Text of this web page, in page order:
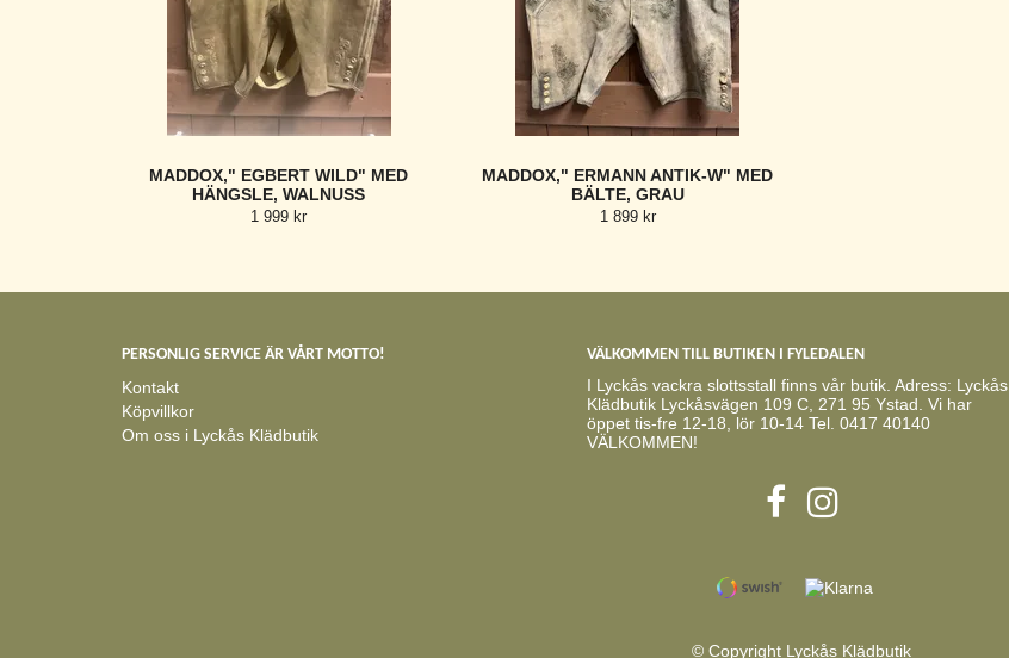
MADDOX," EGBERT WILD" MED
HÄNGSLE, WALNUSS
1 999 kr
MADDOX," ERMANN ANTIK-W" MED
BÄLTE, GRAU
1 899 kr
PERSONLIG SERVICE ÄR VÅRT MOTTO!
Kontakt
Köpvillkor
Om oss i Lyckås Klädbutik
VÄLKOMMEN TILL BUTIKEN I FYLEDALEN
I Lyckås vackra slottsstall finns vår butik. Adress: Lyckås
Klädbutik Lyckåsvägen 109 C, 271 95 Ystad. Vi har
öppet tis-fre 12-18, lör 10-14 Tel. 0417 40140
VÄLKOMMEN!
© Copyright Lyckås Klädbutik